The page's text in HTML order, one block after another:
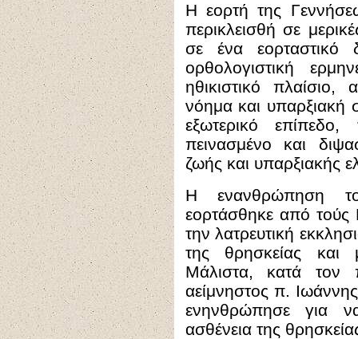
Η εορτή της
περικλεισθή σε
σε ένα εορταστικό
ορθολογιστική
ηθικιστικό πλαίσιο,
νόημα και υπαρξιακή
εξωτερικό
πεινασμένο και
ζωής και υπαρξιακής
Η ενανθρώπηση
εορτάσθηκε από τούς
την λατρευτική
της θρησκείας και
Μάλιστα, κατά τον
αείμνηστος π.
ενηνθρώπησε για
ασθένεια της